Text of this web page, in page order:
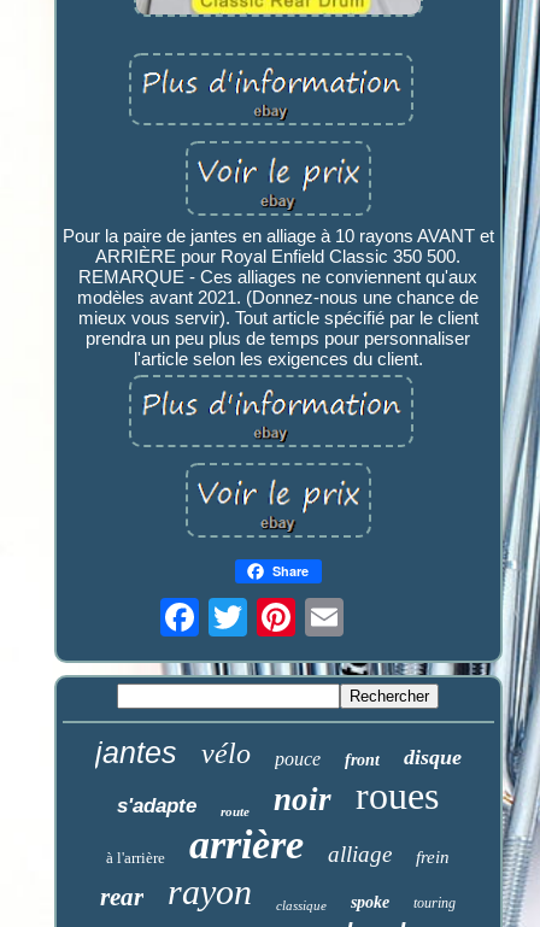
Pour la paire de jantes en alliage à 10 rayons AVANT et
ARRIÈRE pour Royal Enfield Classic 350 500.
REMARQUE - Ces alliages ne conviennent qu'aux
modèles avant 2021. (Donnez-nous une chance de
mieux vous servir). Tout article spécifié par le client
prendra un peu plus de temps pour personnaliser
l'article selon les exigences du client.
Share
jantes vélo pouce front disque
s'adapte route noir roues
à l'arrière arrière alliage frein
rear rayon classique spoke touring